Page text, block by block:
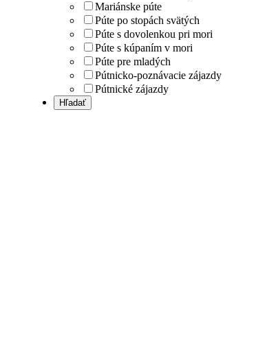
Mariánske púte
Púte po stopách svätých
Púte s dovolenkou pri mori
Púte s kúpaním v mori
Púte pre mladých
Pútnicko-poznávacie zájazdy
Pútnické zájazdy